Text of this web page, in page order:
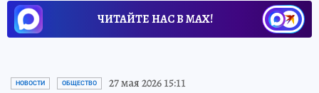
ЧИТАЙТЕ НАС В МАХ!
НОВОСТИ ОБЩЕСТВО 27 мая 2026 15:11